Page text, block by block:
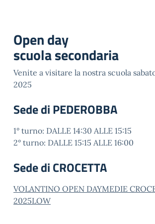
Open day
scuola secondaria
Venite a visitare la nostra scuola
2025
Sede di PEDEROBBA
1° turno: DALLE 14:30 ALLE 15:15
2° turno: DALLE 15:15 ALLE 16:00
Sede di CROCETTA
VOLANTINO OPEN DAYMEDIE
2025LOW